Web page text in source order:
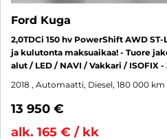
Ford Kuga
2,0TDCi 150 hv PowerShift AWD
ja kulutonta maksuaikaa! - Tuore
alut / LED / NAVI / Vakkari / ISOFIX
2018 , Automaatti, Diesel, 180 000 km
13 950 €
alk. 165 € / kk